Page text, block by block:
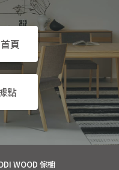
頁
點
WOOD 傢櫥